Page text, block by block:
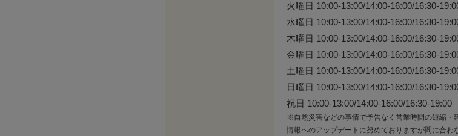
火曜日 10:00-13:00/14:00-16:00/16:30-
水曜日 10:00-13:00/14:00-16:00/16:30-
木曜日 10:00-13:00/14:00-16:00/16:30-
金曜日 10:00-13:00/14:00-16:00/16:30-
土曜日 10:00-13:00/14:00-16:00/16:30-
日曜日 10:00-13:00/14:00-16:00/16:30-
祝日 10:00-13:00/14:00-16:00/16:30-19:00
※自然災害などの事情で予告なく営業時間の短縮・
情報へのアップデートに努めておりますが間に合わ